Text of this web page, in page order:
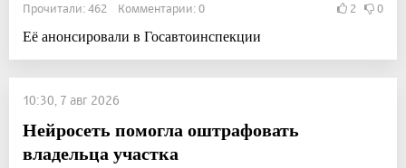
Прочитали: 462 Комментарии: 0 2 0
Её анонсировали в Госавтоинспекции
10:30, 7 авг 2026
Нейросеть помогла оштрафовать
владельца участка